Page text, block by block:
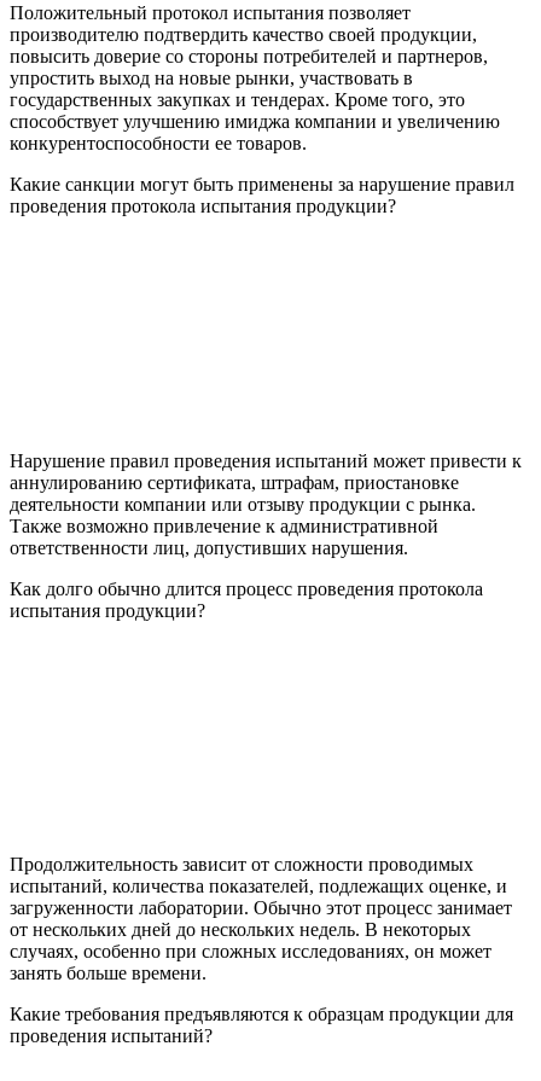
Положительный протокол испытания позволяет
производителю подтвердить качество своей продукции,
повысить доверие со стороны потребителей и партнеров,
упростить выход на новые рынки, участвовать в
государственных закупках и тендерах. Кроме того, это
способствует улучшению имиджа компании и увеличению
конкурентоспособности ее товаров.
Какие санкции могут быть применены за нарушение правил
проведения протокола испытания продукции?
Нарушение правил проведения испытаний может привести к
аннулированию сертификата, штрафам, приостановке
деятельности компании или отзыву продукции с рынка.
Также возможно привлечение к административной
ответственности лиц, допустивших нарушения.
Как долго обычно длится процесс проведения протокола
испытания продукции?
Продолжительность зависит от сложности проводимых
испытаний, количества показателей, подлежащих оценке, и
загруженности лаборатории. Обычно этот процесс занимает
от нескольких дней до нескольких недель. В некоторых
случаях, особенно при сложных исследованиях, он может
занять больше времени.
Какие требования предъявляются к образцам продукции для
проведения испытаний?